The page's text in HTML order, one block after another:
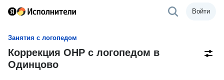
Войти
Занятия с логопедом
Коррекция ОНР с логопедом в
Одинцово